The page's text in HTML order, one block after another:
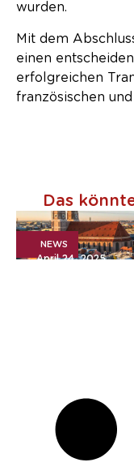
wurden.
Mit dem
einen
erfolgreichen
französischen
Das
NEWS
April 24, 2025